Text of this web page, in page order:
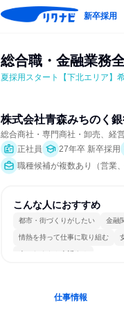
新卒採用
総合職・金融業務
夏採用スタート【下北エリア】
株式会社青森みちのく
総合商社・専門商社・卸売、経
正社員
27年卒 新卒採用
職種候補が複数あり（営業
こんな人におすすめ
都市・街づくりがしたい 金融
情熱を持って仕事に取り組む
人とたくさん会話する
仕事情報